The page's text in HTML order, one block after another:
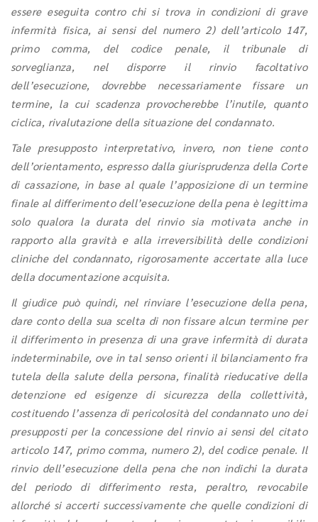
essere eseguita contro chi si trova in condizioni di grave
infermità fisica, ai sensi del numero 2) dell’articolo 147,
primo comma, del codice penale, il tribunale di
sorveglianza, nel disporre il rinvio facoltativo
dell’esecuzione, dovrebbe necessariamente fissare un
termine, la cui scadenza provocherebbe l’inutile, quanto
ciclica, rivalutazione della situazione del condannato.
Tale presupposto interpretativo, invero, non tiene conto
dell’orientamento, espresso dalla giurisprudenza della Corte
di cassazione, in base al quale l’apposizione di un termine
finale al differimento dell’esecuzione della pena è legittima
solo qualora la durata del rinvio sia motivata anche in
rapporto alla gravità e alla irreversibilità delle condizioni
cliniche del condannato, rigorosamente accertate alla luce
della documentazione acquisita.
Il giudice può quindi, nel rinviare l’esecuzione della pena,
dare conto della sua scelta di non fissare alcun termine per
il differimento in presenza di una grave infermità di durata
indeterminabile, ove in tal senso orienti il bilanciamento fra
tutela della salute della persona, finalità rieducative della
detenzione ed esigenze di sicurezza della collettività,
costituendo l’assenza di pericolosità del condannato uno dei
presupposti per la concessione del rinvio ai sensi del citato
articolo 147, primo comma, numero 2), del codice penale. Il
rinvio dell’esecuzione della pena che non indichi la durata
del periodo di differimento resta, peraltro, revocabile
allorché si accerti successivamente che quelle condizioni di